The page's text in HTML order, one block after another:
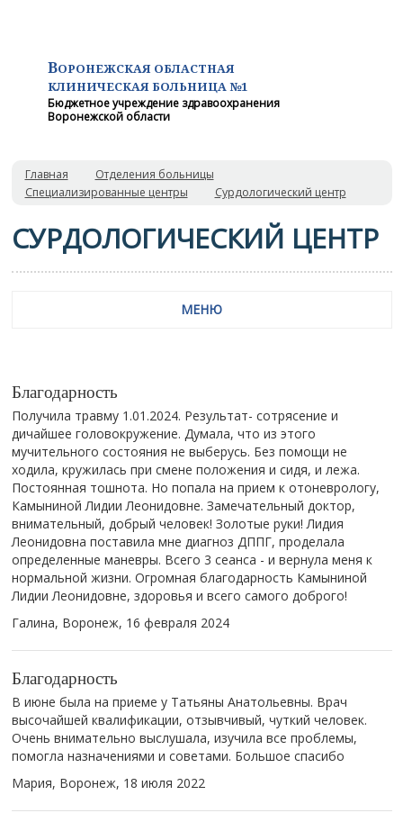
ВОРОНЕЖСКАЯ ОБЛАСТНАЯ
КЛИНИЧЕСКАЯ БОЛЬНИЦА №1
Бюджетное учреждение здравоохранения
Воронежской области
Главная
Отделения больницы
Специализированные центры
Сурдологический центр
СУРДОЛОГИЧЕСКИЙ ЦЕНТР
МЕНЮ
Благодарность
Получила травму 1.01.2024. Результат- сотрясение и
дичайшее головокружение. Думала, что из этого
мучительного состояния не выберусь. Без помощи не
ходила, кружилась при смене положения и сидя, и лежа.
Постоянная тошнота. Но попала на прием к отоневрологу,
Камыниной Лидии Леонидовне. Замечательный доктор,
внимательный, добрый человек! Золотые руки! Лидия
Леонидовна поставила мне диагноз ДППГ, проделала
определенные маневры. Всего 3 сеанса - и вернула меня к
нормальной жизни. Огромная благодарность Камыниной
Лидии Леонидовне, здоровья и всего самого доброго!
Галина, Воронеж, 16 февраля 2024
Благодарность
В июне была на приеме у Татьяны Анатольевны. Врач
высочайшей квалификации, отзывчивый, чуткий человек.
Очень внимательно выслушала, изучила все проблемы,
помогла назначениями и советами. Большое спасибо
Мария, Воронеж, 18 июля 2022